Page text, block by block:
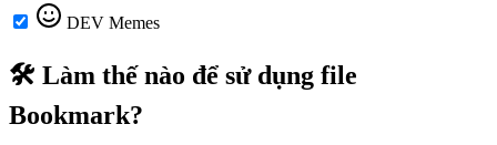
DEV Memes
🛠️ Làm thế nào để sử dụng file
Bookmark?